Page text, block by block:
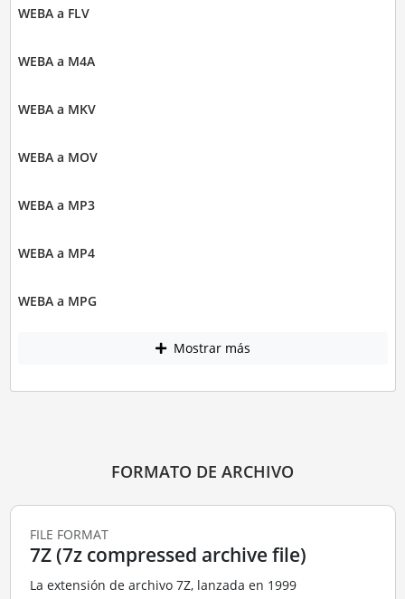
WEBA a FLV
WEBA a M4A
WEBA a MKV
WEBA a MOV
WEBA a MP3
WEBA a MP4
WEBA a MPG
Mostrar más
FORMATO DE ARCHIVO
FILE FORMAT
7Z (7z compressed archive file)
La extensión de archivo 7Z, lanzada en 1999